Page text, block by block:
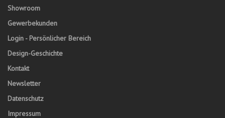
Showroom
Gewerbekunden
Login - Persönlicher Bereich
Design-Geschichte
Kontakt
Newsletter
Datenschutz
Impressum